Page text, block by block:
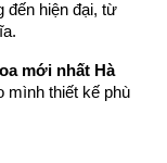
đến hiện đại, từ
mới nhất Hà
mình thiết kế phù